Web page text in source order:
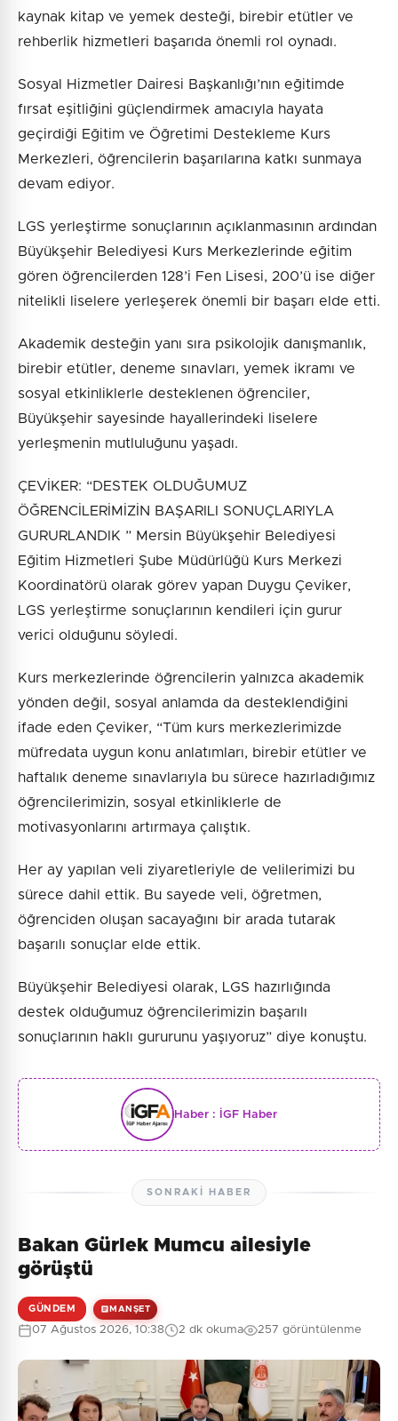
kaynak kitap ve yemek desteği, birebir etütler ve
rehberlik hizmetleri başarıda önemli rol oynadı.
Sosyal Hizmetler Dairesi Başkanlığı’nın eğitimde
fırsat eşitliğini güçlendirmek amacıyla hayata
geçirdiği Eğitim ve Öğretimi Destekleme Kurs
Merkezleri, öğrencilerin başarılarına katkı sunmaya
devam ediyor.
LGS yerleştirme sonuçlarının açıklanmasının ardından
Büyükşehir Belediyesi Kurs Merkezlerinde eğitim
gören öğrencilerden 128’i Fen Lisesi, 200’ü ise diğer
nitelikli liselere yerleşerek önemli bir başarı elde etti.
Akademik desteğin yanı sıra psikolojik danışmanlık,
birebir etütler, deneme sınavları, yemek ikramı ve
sosyal etkinliklerle desteklenen öğrenciler,
Büyükşehir sayesinde hayallerindeki liselere
yerleşmenin mutluluğunu yaşadı.
ÇEVİKER: “DESTEK OLDUĞUMUZ
ÖĞRENCİLERİMİZİN BAŞARILI SONUÇLARIYLA
GURURLANDIK ” Mersin Büyükşehir Belediyesi
Eğitim Hizmetleri Şube Müdürlüğü Kurs Merkezi
Koordinatörü olarak görev yapan Duygu Çeviker,
LGS yerleştirme sonuçlarının kendileri için gurur
verici olduğunu söyledi.
Kurs merkezlerinde öğrencilerin yalnızca akademik
yönden değil, sosyal anlamda da desteklendiğini
ifade eden Çeviker, “Tüm kurs merkezlerimizde
müfredata uygun konu anlatımları, birebir etütler ve
haftalık deneme sınavlarıyla bu sürece hazırladığımız
öğrencilerimizin, sosyal etkinliklerle de
motivasyonlarını artırmaya çalıştık.
Her ay yapılan veli ziyaretleriyle de velilerimizi bu
sürece dahil ettik. Bu sayede veli, öğretmen,
öğrenciden oluşan sacayağını bir arada tutarak
başarılı sonuçlar elde ettik.
Büyükşehir Belediyesi olarak, LGS hazırlığında
destek olduğumuz öğrencilerimizin başarılı
sonuçlarının haklı gururunu yaşıyoruz” diye konuştu.
Haber : İGF Haber
SONRAKI HABER
Bakan Gürlek Mumcu ailesiyle
görüştü
GÜNDEM MANŞET
07 Ağustos 2026, 10:38 2 dk okuma 257 görüntülenme